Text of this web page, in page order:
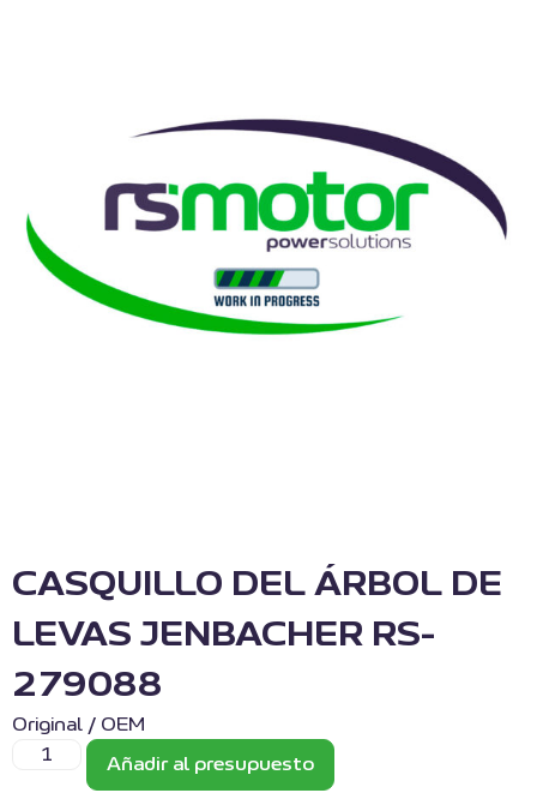
CASQUILLO DEL ÁRBOL DE
LEVAS JENBACHER RS-
279088
Original / OEM
Añadir al presupuesto